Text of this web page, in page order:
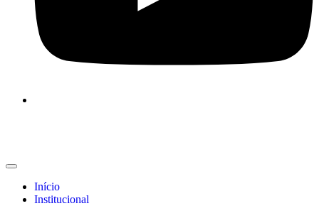
Início
Institucional